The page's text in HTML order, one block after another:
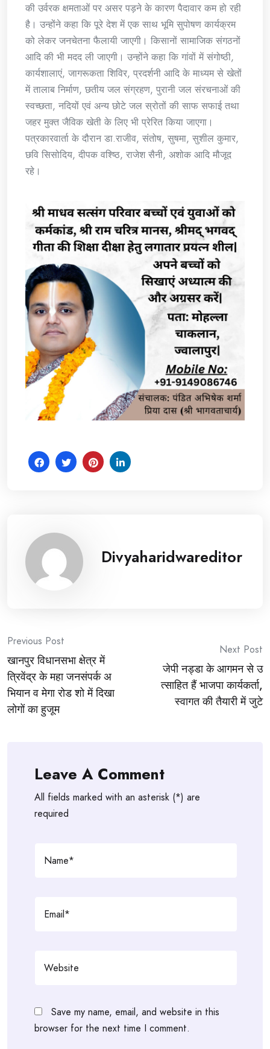
की उर्वरक क्षमताओं पर असर पड़ने के कारण पैदावार कम हो रही
है। उन्होंने कहा कि पूरे देश में एक साथ भूमि सुपोषण कार्यक्रम
को लेकर जनचेतना फैलायी जाएगी। किसानों सामाजिक संगठनों
आदि की भी मदद ली जाएगी। उन्होंने कहा कि गांवों में संगोष्ठी,
कार्यशालाएं, जागरूकता शिविर, प्रदर्शनी आदि के माध्यम से खेतों
में तालाब निर्माण, छतीय जल संग्रहण, पुरानी जल संरचनाओं की
स्वच्छता, नदियों एवं अन्य छोटे जल स्रोतों की साफ सफाई तथा
जहर मुक्त जैविक खेती के लिए भी प्रेरित किया जाएगा।
पत्रकारवार्ता के दौरान डा.राजीव, संतोष, सुषमा, सुशील कुमार,
छवि सिसोदिय, दीपक वश्ष्ठि, राजेश सैनी, अशोक आदि मौजूद
रहे।
Divyaharidwareditor
Post
navigation
Previous Post
खानपुर विधानसभा क्षेत्र में
त्रिवेंद्र के महा जनसंपर्क अ
भियान व मेगा रोड शो में दिखा
लोगों का हुजूम
Next Post
जेपी नड्डा के आगमन से उ
त्साहित हैं भाजपा कार्यकर्ता,
स्वागत की तैयारी में जुटे
Leave A Comment
All fields marked with an asterisk (*) are
required
Save my name, email, and website in this
browser for the next time I comment.